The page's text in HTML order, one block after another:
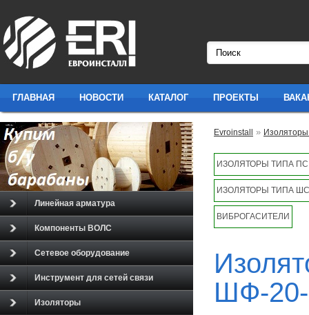
ГЛАВНАЯ НОВОСТИ КАТАЛОГ ПРОЕКТЫ
Evroinstall »
ИЗОЛЯТОРЫ ТИПА ПС
ИЗОЛЯТОРЫ ТИПА
ВИБРОГАСИТЕЛИ
ШФ-
Линейная арматура
Компоненты ВОЛС
Сетевое оборудование
Инструмент для сетей связи
Изоляторы